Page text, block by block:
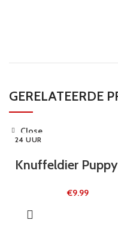
GERELATEERDE
24 UUR
Close
Knuffeldier Puppy
€9.99